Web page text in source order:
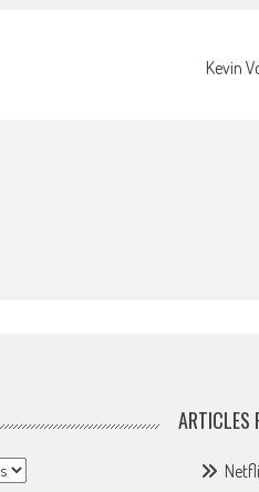
Kevin
ARTICLES